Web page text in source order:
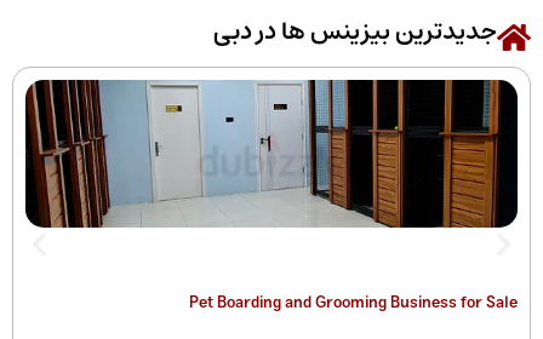
بیزینس ها در دبی
Pet Boarding and Grooming